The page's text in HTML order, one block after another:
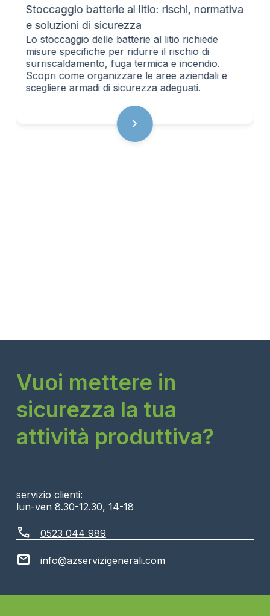
Stoccaggio batterie al litio: rischi, normativa
e soluzioni di sicurezza
Lo stoccaggio delle batterie al litio richiede
misure specifiche per ridurre il rischio di
surriscaldamento, fuga termica e incendio.
Scopri come organizzare le aree aziendali e
scegliere armadi di sicurezza adeguati.
chevron_right
Vuoi mettere in
sicurezza la tua
attività produttiva?
servizio clienti:
lun-ven 8.30-12.30, 14-18
call 0523 044 989
mail info@azservizigenerali.com